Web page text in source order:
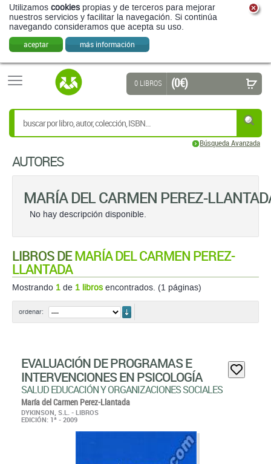
Utilizamos cookies propias y de terceros para mejorar
nuestros servicios y facilitar la navegación. Si continúa
navegando consideramos que acepta su uso.
aceptar más información
Búsqueda Avanzada
0 LIBROS (0 €)
AUTORES
MARÍA DEL CARMEN PEREZ-
No hay descripción disponible.
LIBROS DEMARÍA DEL CARMEN PEREZ-
LLANTADA
Mostrando 1 de 1 libros encontrados. (1 páginas)
ordenar:
EVALUACIÓN DE PROGRAMAS E
INTERVENCIONES EN PSICOLOGÍA
SALUD EDUCACIÓN Y ORGANIZACIONES SOCIALES
María del Carmen Perez-Llantada
DYKINSON, S.L. - LIBROS
EDICIÓN: 1ª - 2009